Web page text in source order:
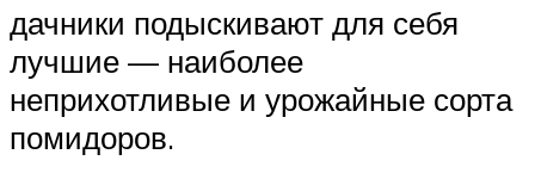
дачники подыскивают для себя
лучшие — наиболее
неприхотливые и урожайные сорта
помидоров.